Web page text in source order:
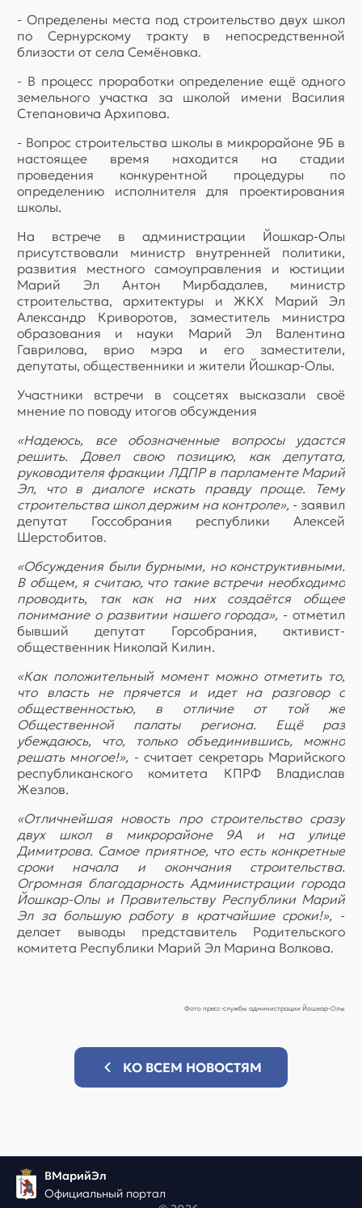
- Определены места под строительство двух школ
по Сернурскому тракту в непосредственной
близости от села Семёновка.
- В процесс проработки определение ещё одного
земельного участка за школой имени Василия
Степановича Архипова.
- Вопрос строительства школы в микрорайоне 9Б в
настоящее время находится на стадии
проведения конкурентной процедуры по
определению исполнителя для проектирования
школы.
На встрече в администрации Йошкар-Олы
присутствовали министр внутренней политики,
развития местного самоуправления и юстиции
Марий Эл Антон Мирбадалев, министр
строительства, архитектуры и ЖКХ Марий Эл
Александр Криворотов, заместитель министра
образования и науки Марий Эл Валентина
Гаврилова, врио мэра и его заместители,
депутаты, общественники и жители Йошкар-Олы.
Участники встречи в соцсетях высказали своё
мнение по поводу итогов обсуждения
«Надеюсь, все обозначенные вопросы удастся
решить. Довел свою позицию, как депутата,
руководителя фракции ЛДПР в парламенте Марий
Эл, что в диалоге искать правду проще. Тему
строительства школ держим на контроле», - заявил
депутат Госсобрания республики Алексей
Шерстобитов.
«Обсуждения были бурными, но конструктивными.
В общем, я считаю, что такие встречи необходимо
проводить, так как на них создаётся общее
понимание о развитии нашего города», - отметил
бывший депутат Горсобрания, активист-
общественник Николай Килин.
«Как положительный момент можно отметить то,
что власть не прячется и идет на разговор с
общественностью, в отличие от той же
Общественной палаты региона. Ещё раз
убеждаюсь, что, только объединившись, можно
решать многое!», - считает секретарь Марийского
республиканского комитета КПРФ Владислав
Жезлов.
«Отличнейшая новость про строительство сразу
двух школ в микрорайоне 9А и на улице
Димитрова. Самое приятное, что есть конкретные
сроки начала и окончания строительства.
Огромная благодарность Администрации города
Йошкар-Олы и Правительству Республики Марий
Эл за большую работу в кратчайшие сроки!», -
делает выводы представитель Родительского
комитета Республики Марий Эл Марина Волкова.
Фото пресс-службы администрации Йошкар-Олы
КО ВСЕМ НОВОСТЯМ
ВМарийЭл
Официальный портал